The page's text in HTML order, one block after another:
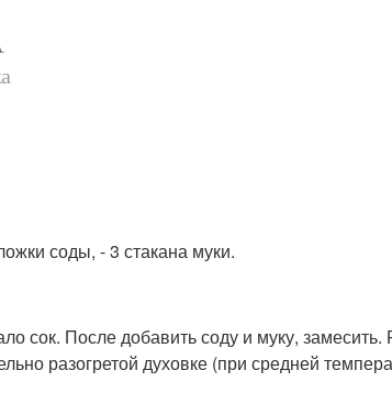
соды, - 3 стакана муки.
сок. После добавить соду и муку, замесить.
разогретой духовке (при средней